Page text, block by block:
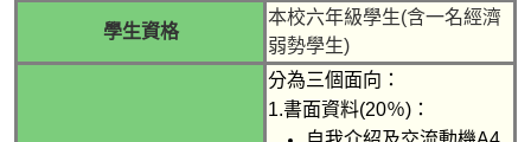
學生資格
本校六年級學生(含一名經濟
弱勢學生)
分為三個面向：
1.書面資料(20％) ：